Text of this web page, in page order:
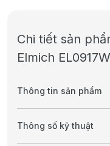
Chi tiết sản
Elmich
Thông tin sản phẩm
Thông số kỹ thuật